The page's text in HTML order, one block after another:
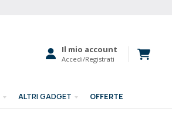
Il mio account
Accedi/Registrati
ALTRI GADGET OFFERTE